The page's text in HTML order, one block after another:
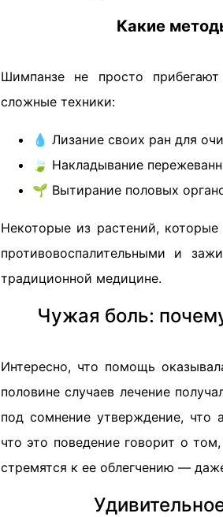
Какие
Шимпанзе не просто
сложные техники:
💧 Лизание своих ран для
🍃 Накладывание
🌱 Вытирание половых
Некоторые из растений,
противовоспалительными и
традиционной медицине.
Чужая боль:
Интересно, что помощь
половине случаев лечение
под сомнение утверждение, что
что это поведение говорит о
стремятся к ее облегчению —